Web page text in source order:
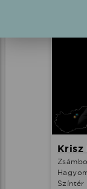
Krisz
Színtér